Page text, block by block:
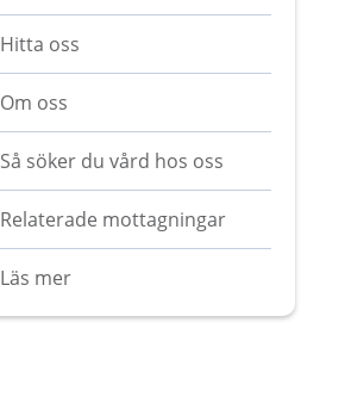
Hitta oss
Om oss
Så söker du vård hos oss
Relaterade mottagningar
Läs mer